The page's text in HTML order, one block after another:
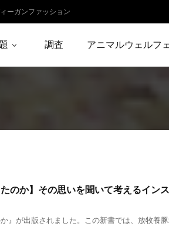
調査 アニマルウェルフ
ーガンファッション
のか】その思いを聞いて考えるイン
』が出版されました。この新書では、放牧養